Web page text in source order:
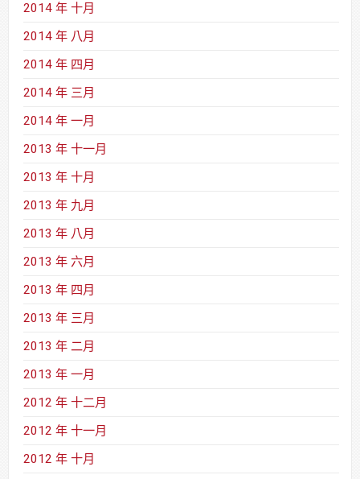
2014 年 十月
2014 年 八月
2014 年 四月
2014 年 三月
2014 年 一月
2013 年 十一月
2013 年 十月
2013 年 九月
2013 年 八月
2013 年 六月
2013 年 四月
2013 年 三月
2013 年 二月
2013 年 一月
2012 年 十二月
2012 年 十一月
2012 年 十月